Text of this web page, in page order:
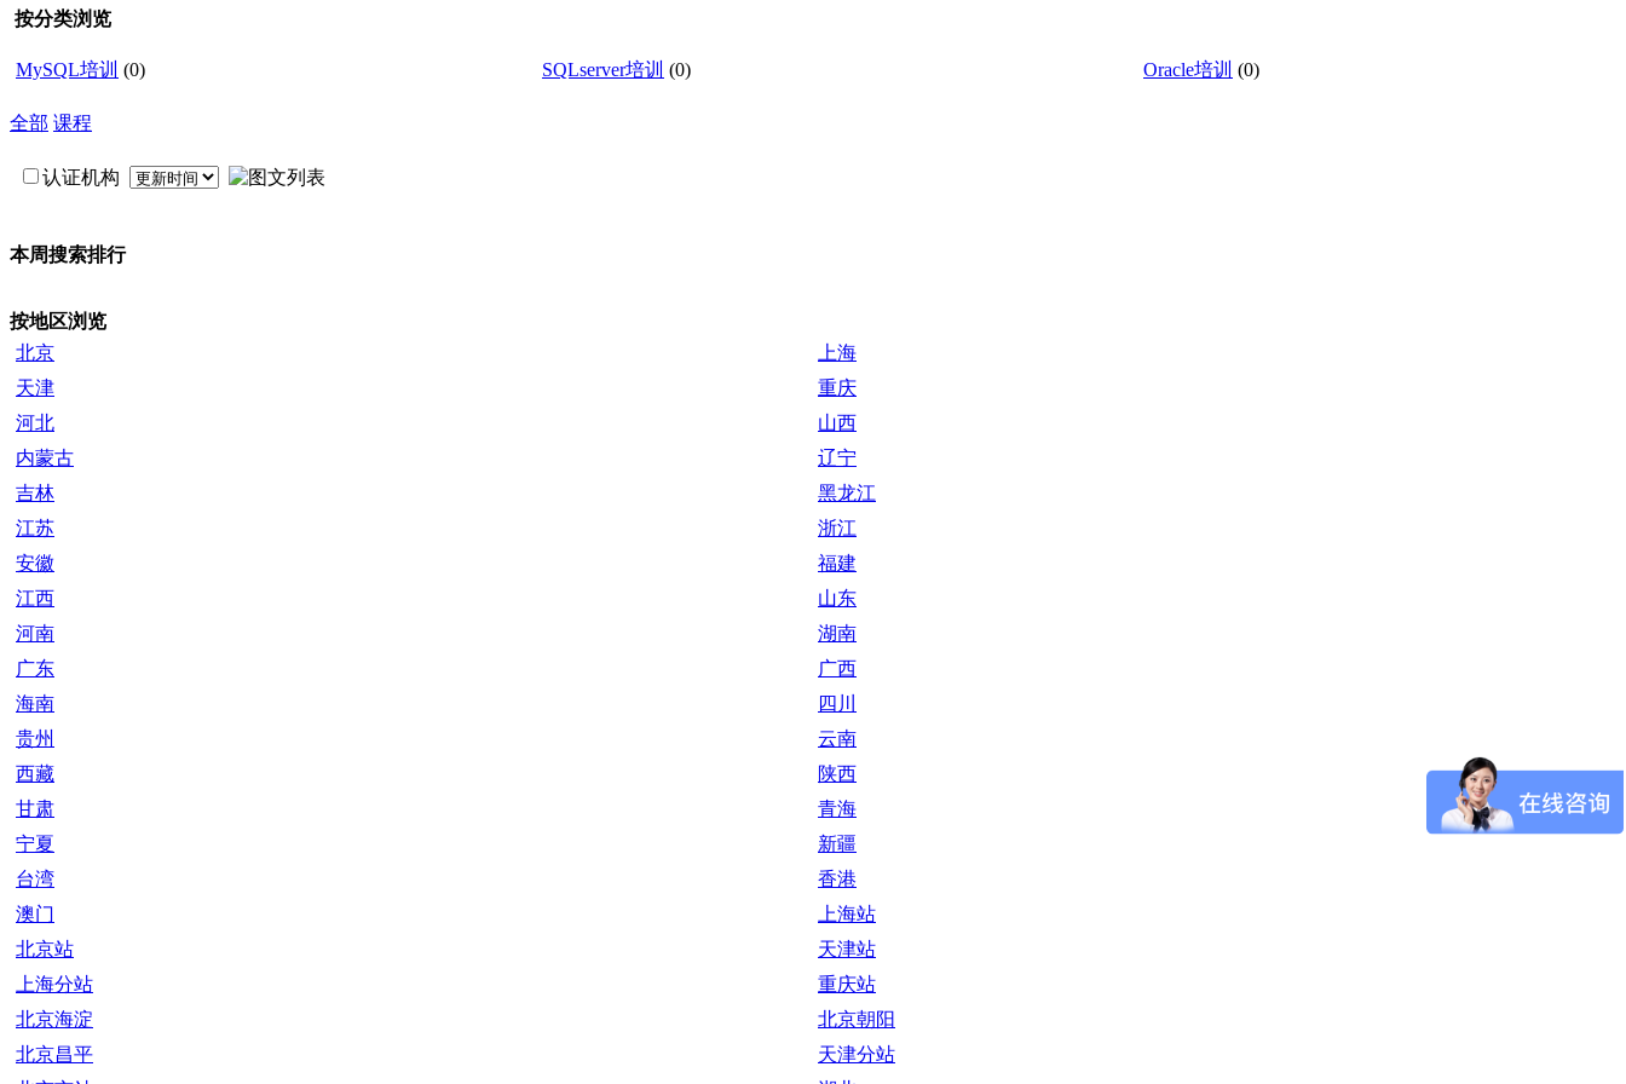
按分类浏览
MySQL培训 (0) SQLserver培训 (0) Oracle培训 (0)
全部 课程
认证机构
本周搜索排行
按地区浏览
北京
上海
天津
重庆
河北
山西
内蒙古
辽宁
吉林
黑龙江
江苏
浙江
安徽
福建
江西
山东
河南
湖南
广东
广西
海南
四川
贵州
云南
西藏
陕西
甘肃
青海
宁夏
新疆
台湾
香港
澳门
上海站
北京站
天津站
上海分站
重庆站
北京海淀
北京朝阳
北京昌平
天津分站